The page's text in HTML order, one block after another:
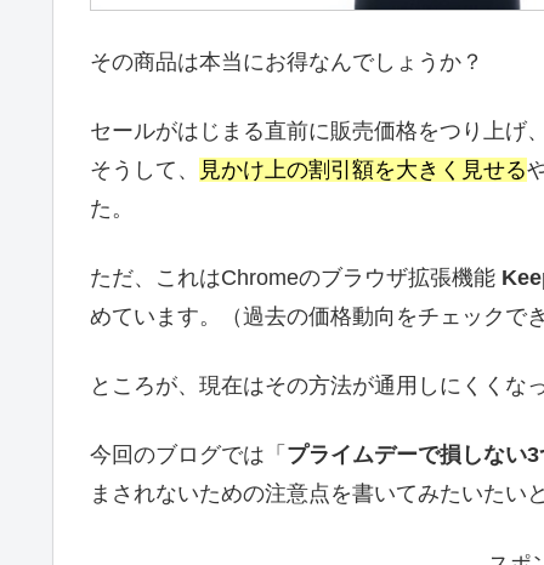
その商品は本当にお得なんでしょうか？
セールがはじまる直前に販売価格をつり上げ
そうして、
見かけ上の割引額を大きく見せる
た。
ただ、これはChromeのブラウザ拡張機能
めています。（過去の価格動向をチェックで
ところが、現在はその方法が通用しにくくな
今回のブログでは「 プライムデーで損しない
まされないための注意点を書いてみたいたい